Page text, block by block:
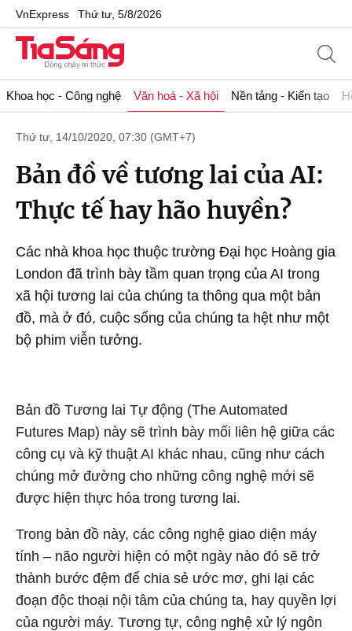
VnExpress Thứ tư, 5/8/2026
Khoa học - Công nghệ Văn hoá - Xã hội Nền tảng - Kiến tạo
Thứ tư, 14/10/2020, 07:30 (GMT+7)
Bản đồ về tương lai của AI:
Thực tế hay hão huyền?
Các nhà khoa học thuộc trường Đại học Hoàng gia
London đã trình bày tầm quan trọng của AI trong
xã hội tương lai của chúng ta thông qua một bản
đồ, mà ở đó, cuộc sống của chúng ta hệt như một
bộ phim viễn tưởng.
Bản đồ Tương lai Tự động (The Automated
Futures Map) này sẽ trình bày mối liên hệ giữa các
công cụ và kỹ thuật AI khác nhau, cũng như cách
chúng mở đường cho những công nghệ mới sẽ
được hiện thực hóa trong tương lai.
Trong bản đồ này, các công nghệ giao diện máy
tính – não người hiện có một ngày nào đó sẽ trở
thành bước đệm để chia sẻ ước mơ, ghi lại các
đoạn độc thoại nội tâm của chúng ta, hay quyền lợi
của người máy. Tương tự, công nghệ xử lý ngôn